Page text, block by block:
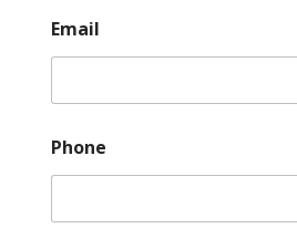
Email
Phone